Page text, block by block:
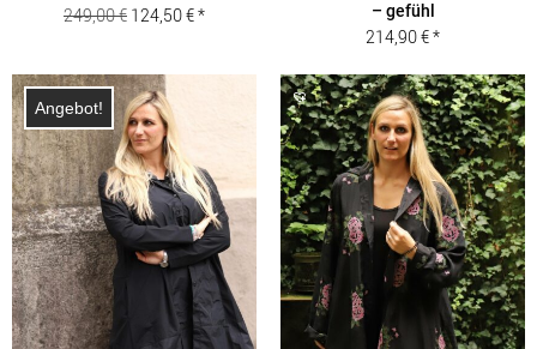
249,00€ Ursprünglicher
249,00 €
124,50€Aktueller
– gefühl
214,90€
Angebot!